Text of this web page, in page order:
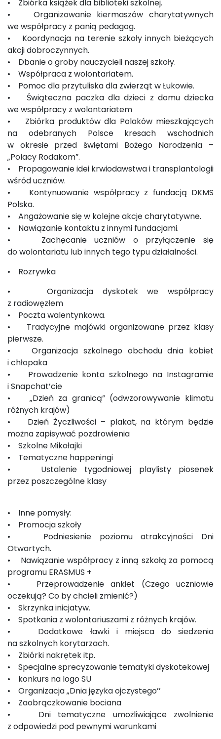
• Zbiórka książek dla biblioteki szkolnej.
• Organizowanie kiermaszów charytatywnych
we współpracy z panią pedagog.
• Koordynacja na terenie szkoły innych bieżących
akcji dobroczynnych.
• Dbanie o groby nauczycieli naszej szkoły.
• Współpraca z wolontariatem.
• Pomoc dla przytuliska dla zwierząt w Łukowie.
• Świąteczna paczka dla dzieci z domu dziecka
we współpracy z wolontariatem
• Zbiórka produktów dla Polaków mieszkających
na odebranych Polsce kresach wschodnich
w okresie przed świętami Bożego Narodzenia –
„Polacy Rodakom”.
• Propagowanie idei krwiodawstwa i transplantologii
wśród uczniów.
• Kontynuowanie współpracy z fundacją DKMS
Polska.
• Angażowanie się w kolejne akcje charytatywne.
• Nawiązanie kontaktu z innymi fundacjami.
• Zachęcanie uczniów o przyłączenie się
do wolontariatu lub innych tego typu działalności.
• Rozrywka
• Organizacja dyskotek we współpracy
z radiowęzłem
• Poczta walentynkowa.
• Tradycyjne majówki organizowane przez klasy
pierwsze.
• Organizacja szkolnego obchodu dnia kobiet
i chłopaka
• Prowadzenie konta szkolnego na Instagramie
i Snapchat’cie
• „Dzień za granicą” (odwzorowywanie klimatu
różnych krajów)
• Dzień Życzliwości – plakat, na którym będzie
można zapisywać pozdrowienia
• Szkolne Mikołajki
• Tematyczne happeningi
• Ustalenie tygodniowej playlisty piosenek
przez poszczególne klasy
• Inne pomysły:
• Promocja szkoły
• Podniesienie poziomu atrakcyjności Dni
Otwartych.
• Nawiązanie współpracy z inną szkołą za pomocą
programu ERASMUS +
• Przeprowadzenie ankiet (Czego uczniowie
oczekują? Co by chcieli zmienić?)
• Skrzynka inicjatyw.
• Spotkania z wolontariuszami z różnych krajów.
• Dodatkowe ławki i miejsca do siedzenia
na szkolnych korytarzach.
• Zbiórki nakrętek itp.
• Specjalne sprecyzowanie tematyki dyskotekowej
• konkurs na logo SU
• Organizacja „Dnia języka ojczystego’’
• Zaobrączkowanie bociana
• Dni tematyczne umożliwiające zwolnienie
z odpowiedzi pod pewnymi warunkami